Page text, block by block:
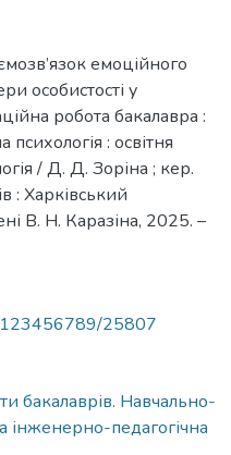
емоційного
особистості у
робота бакалавра :
: освітня
/ Д. Д. Зоріна ; кер.
: Харківський
В. Н. Каразіна, 2025. –
123456789/25807
бакалаврів. Навчально-
інженерно-педагогічна